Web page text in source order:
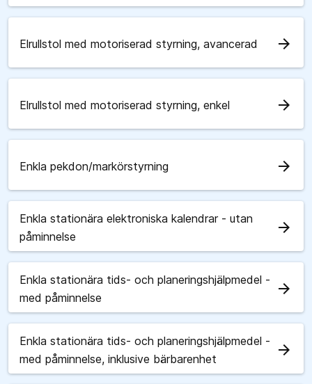
Elrullstol med motoriserad styrning, avancerad arrow_forward
Elrullstol med motoriserad styrning, enkel arrow_forward
Enkla pekdon/markörstyrning arrow_forward
Enkla stationära elektroniska kalendrar - utan
påminnelse
arrow_forward
Enkla stationära tids- och planeringshjälpmedel -
med påminnelse
arrow_forward
Enkla stationära tids- och planeringshjälpmedel -
med påminnelse, inklusive bärbarenhet
arrow_forward